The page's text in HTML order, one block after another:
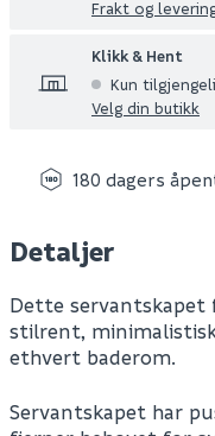
Frakt og
Klikk & Hent
Kun
Velg din butikk
180 dagers
Detaljer
Dette servantskapet
stilrent,
ethvert baderom.
Servantskapet har